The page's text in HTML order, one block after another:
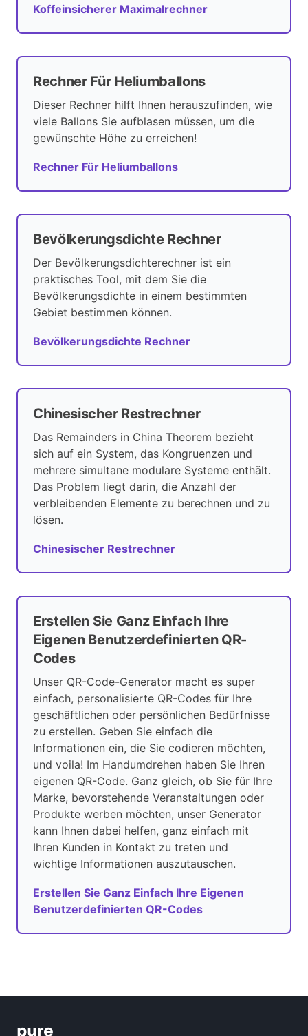
Koffeinsicherer Maximalrechner
Rechner Für Heliumballons
Dieser Rechner hilft Ihnen herauszufinden, wie
viele Ballons Sie aufblasen müssen, um die
gewünschte Höhe zu erreichen!
Rechner Für Heliumballons
Bevölkerungsdichte Rechner
Der Bevölkerungsdichterechner ist ein
praktisches Tool, mit dem Sie die
Bevölkerungsdichte in einem bestimmten
Gebiet bestimmen können.
Bevölkerungsdichte Rechner
Chinesischer Restrechner
Das Remainders in China Theorem bezieht
sich auf ein System, das Kongruenzen und
mehrere simultane modulare Systeme enthält.
Das Problem liegt darin, die Anzahl der
verbleibenden Elemente zu berechnen und zu
lösen.
Chinesischer Restrechner
Erstellen Sie Ganz Einfach Ihre
Eigenen Benutzerdefinierten QR-
Codes
Unser QR-Code-Generator macht es super
einfach, personalisierte QR-Codes für Ihre
geschäftlichen oder persönlichen Bedürfnisse
zu erstellen. Geben Sie einfach die
Informationen ein, die Sie codieren möchten,
und voila! Im Handumdrehen haben Sie Ihren
eigenen QR-Code. Ganz gleich, ob Sie für Ihre
Marke, bevorstehende Veranstaltungen oder
Produkte werben möchten, unser Generator
kann Ihnen dabei helfen, ganz einfach mit
Ihren Kunden in Kontakt zu treten und
wichtige Informationen auszutauschen.
Erstellen Sie Ganz Einfach Ihre Eigenen
Benutzerdefinierten QR-Codes